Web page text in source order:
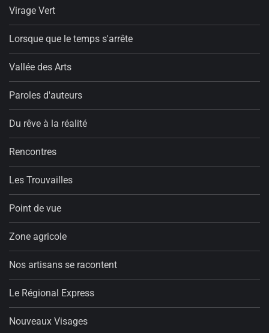
Virage Vert
Lorsque que le temps s'arrête
Vallée des Arts
Paroles d'auteurs
Du rêve à la réalité
Rencontres
Les Trouvailles
Point de vue
Zone agricole
Nos artisans se racontent
Le Régional Express
Nouveaux Visages